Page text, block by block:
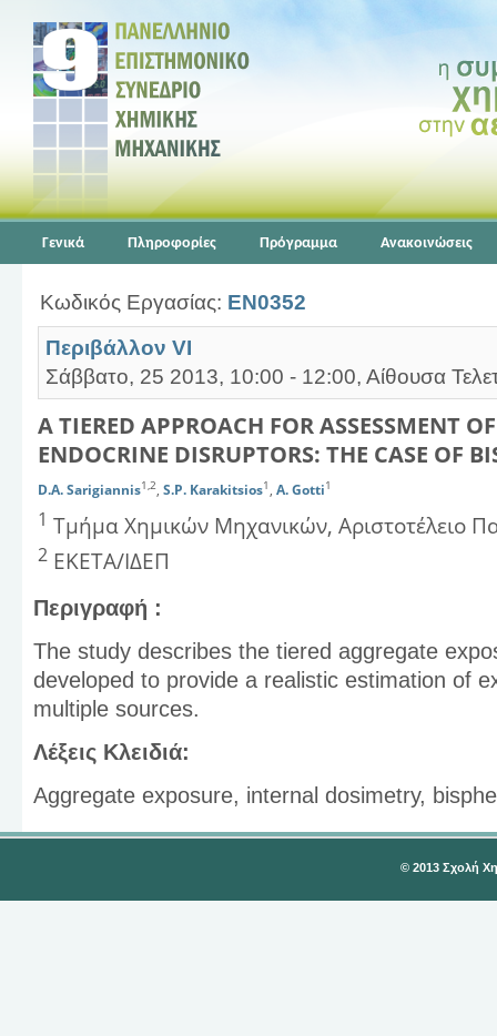
Γενικά Πληροφορίες Πρόγραμμα Ανακοινώσεις
Κωδικός Εργασίας: EN0352
Περιβάλλον VI
Σάββατο, 25 2013, 10:00 - 12:00, Αίθουσα
A TIERED APPROACH FOR ASSESSMENT
ENDOCRINE DISRUPTORS: THE CASE OF
D.A. Sarigiannis1,2, S.P. Karakitsios1 , A. Gotti1
1 Τμήμα Χημικών Μηχανικών, Αριστοτέλειο
2 ΕΚΕΤΑ/ΙΔΕΠ
Περιγραφή :
The study describes the tiered aggregate
developed to provide a realistic estimation of
multiple sources.
Λέξεις Κλειδιά:
Aggregate exposure, internal dosimetry,
© 2013 Σχολή